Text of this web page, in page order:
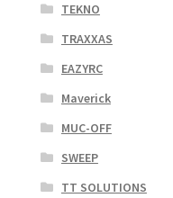
TEKNO
TRAXXAS
EAZYRC
Maverick
MUC-OFF
SWEEP
TT SOLUTIONS